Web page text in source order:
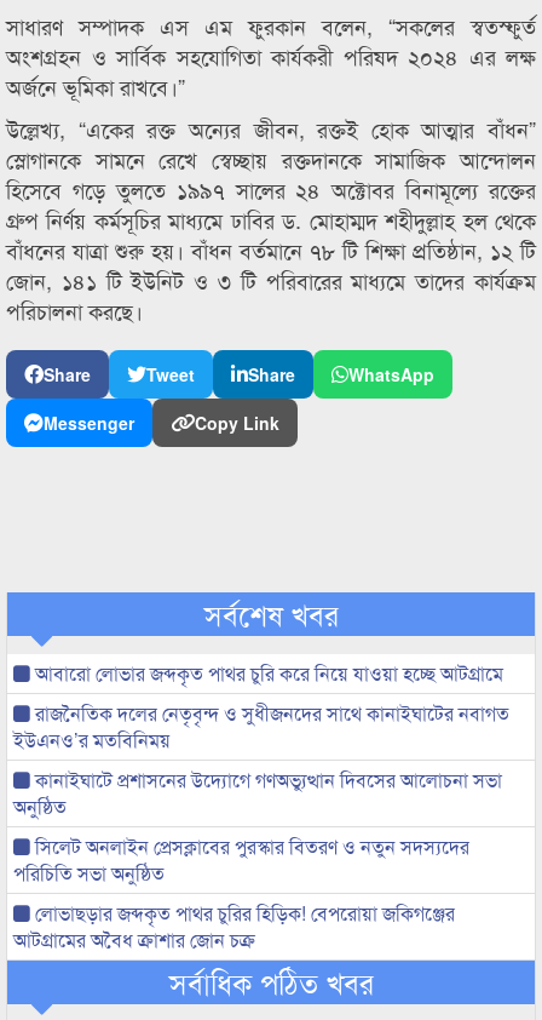
সাধারণ সম্পাদক এস এম ফুরকান বলেন, “সকলের স্বতস্ফুর্ত
অংশগ্রহন ও সার্বিক সহযোগিতা কার্যকরী পরিষদ ২০২৪ এর লক্ষ
অর্জনে ভূমিকা রাখবে।”
উল্লেখ্য, “একের রক্ত অন্যের জীবন, রক্তই হোক আত্মার বাঁধন”
স্লোগানকে সামনে রেখে স্বেচ্ছায় রক্তদানকে সামাজিক আন্দোলন
হিসেবে গড়ে তুলতে ১৯৯৭ সালের ২৪ অক্টোবর বিনামূল্যে রক্তের
গ্রুপ নির্ণয় কর্মসূচির মাধ্যমে ঢাবির ড. মোহাম্মদ শহীদুল্লাহ হল থেকে
বাঁধনের যাত্রা শুরু হয়। বাঁধন বর্তমানে ৭৮ টি শিক্ষা প্রতিষ্ঠান, ১২ টি
জোন, ১৪১ টি ইউনিট ও ৩ টি পরিবারের মাধ্যমে তাদের কার্যক্রম
পরিচালনা করছে।
Share Tweet Share
WhatsApp
Messenger
Copy Link
সর্বশেষ খবর
আবারো লোভার জব্দকৃত পাথর চুরি করে নিয়ে যাওয়া হচ্ছে আটগ্রামে
রাজনৈতিক দলের নেতৃবৃন্দ ও সুধীজনদের সাথে কানাইঘাটের নবাগত
ইউএনও’র মতবিনিময়
কানাইঘাটে প্রশাসনের উদ্যোগে গণঅভ্যুত্থান দিবসের আলোচনা সভা
অনুষ্ঠিত
সিলেট অনলাইন প্রেসক্লাবের পুরস্কার বিতরণ ও নতুন সদস্যদের
পরিচিতি সভা অনুষ্ঠিত
লোভাছড়ার জব্দকৃত পাথর চুরির হিড়িক! বেপরোয়া জকিগঞ্জের
আটগ্রামের অবৈধ ক্রাশার জোন চক্র
সর্বাধিক পঠিত খবর